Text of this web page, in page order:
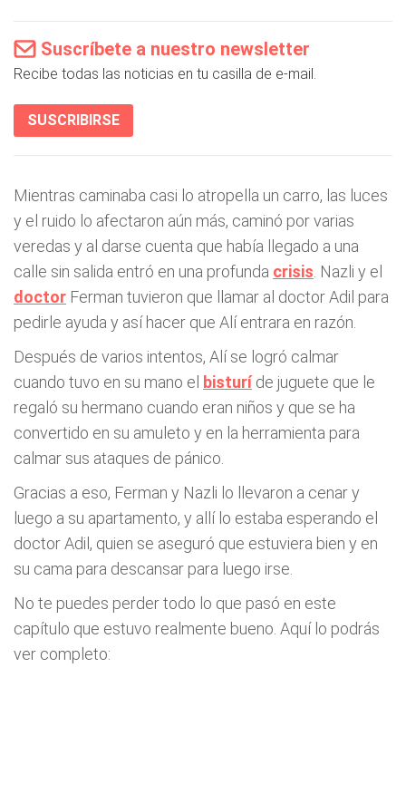
Suscríbete a nuestro newsletter
Recibe todas las noticias en tu casilla de e-mail.
SUSCRIBIRSE
Mientras caminaba casi lo atropella un carro, las luces
y el ruido lo afectaron aún más, caminó por varias
veredas y al darse cuenta que había llegado a una
calle sin salida entró en una profunda crisis . Nazli y el
doctor Ferman tuvieron que llamar al doctor Adil para
pedirle ayuda y así hacer que Alí entrara en razón.
Después de varios intentos, Alí se logró calmar
cuando tuvo en su mano el bisturíde juguete que le
regaló su hermano cuando eran niños y que se ha
convertido en su amuleto y en la herramienta para
calmar sus ataques de pánico.
Gracias a eso, Ferman y Nazli lo llevaron a cenar y
luego a su apartamento, y allí lo estaba esperando el
doctor Adil, quien se aseguró que estuviera bien y en
su cama para descansar para luego irse.
No te puedes perder todo lo que pasó en este
capítulo que estuvo realmente bueno. Aquí lo podrás
ver completo: